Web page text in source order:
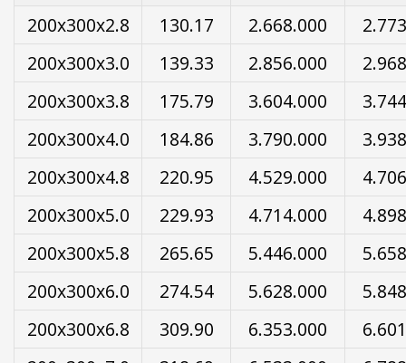
200x300x2.8 130.17 2.668.000
200x300x3.0
139.33 2.856.000
200x300x3.8
175.79 3.604.000
200x300x4.0
184.86 3.790.000
200x300x4.8
220.95 4.529.000
200x300x5.0
229.93 4.714.000
200x300x5.8
265.65 5.446.000
200x300x6.0
274.54 5.628.000
200x300x6.8
309.90 6.353.000